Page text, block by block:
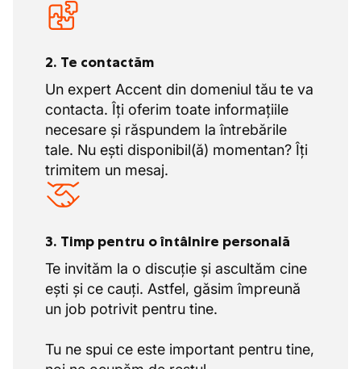
2. Te contactăm
Un expert Accent din domeniul tău te va
contacta. Îți oferim toate informațiile
necesare și răspundem la întrebările
tale. Nu ești disponibil(ă) momentan? Îți
trimitem un mesaj.
3. Timp pentru o întâlnire personală
Te invităm la o discuție și ascultăm cine
ești și ce cauți. Astfel, găsim împreună
un job potrivit pentru tine.
Tu ne spui ce este important pentru tine,